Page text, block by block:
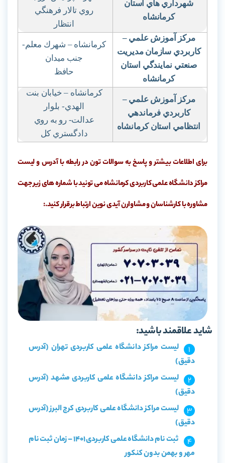
شهرداري هاي استان
كرمانشاه
روي تالار فرهنگي
انتظار
مركز آموزش علمي–
كاربردي سازمان مديريت
صنعتي نمايندگي استان
كرمانشاه
كرمانشاه – شهرك معلم-
جنب ميدان
حافظ
مركز آموزش علمي–
كاربردي فرماندهي
انتظامي استان كرمانشاه
كرمانشاه – خيابان بنت
الهدي- بلوار
عدالت- رو به روي
دادگستري كل
برای اطلاعات بیشتر و پاسخ به سوالات تون در رابطه با آدرس و لیست
مراکز دانشگاه علمی کاربردی کرمانشاه می تونید با شماره های زیر جهت
مشاوره با کارشناسان و مشاوارن آیدی نوین ارتباط برقرار کنید.:
شاید علاقمند باشید:
لیست مراکز دانشگاه علمی کاربردی تهران (آدرس
دقیق)
لیست مراکز دانشگاه علمی کاربردی مشهد (آدرس
دقیق)
لیست مراکز دانشگاه علمی کاربردی کرج البرز (آدرس
دقیق)
ثبت نام دانشگاه علمی کاربردی 1401 – زمان ثبت نام
مهر و بهمن بدون کنکور